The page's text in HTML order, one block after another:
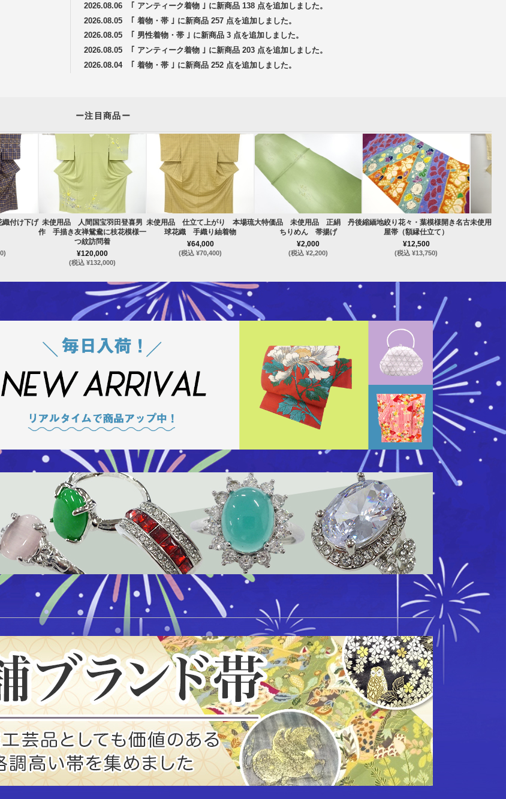
2026.08.06
｢ アンティーク着物 ｣ に新商品 138 点を追加しました。
2026.08.05
｢ 着物・帯 ｣ に新商品 257 点を追加しました。
2026.08.05
｢ 男性着物・帯 ｣ に新商品 3 点を追加しました。
2026.08.05
｢ アンティーク着物 ｣ に新商品 203 点を追加しました。
2026.08.04
｢ 着物・帯 ｣ に新商品 252 点を追加しました。
ー注目商品ー
付け下げ 未使用品 人間国宝羽田登喜男
作 手描き友禅鴛鴦に枝花模様一
つ紋訪問着
¥120,000
(税込 ¥132,000)
未使用品 仕立て上がり 本場琉
球花織 手織り紬着物
¥64,000
(税込 ¥70,400)
大特価品 未使用品 正絹 丹後
ちりめん 帯揚げ
¥2,000
(税込 ¥2,200)
縮緬地絞り花々・葉模様開き名古
屋帯（額縁仕立て）
¥12,500
(税込 ¥13,750)
未使用品